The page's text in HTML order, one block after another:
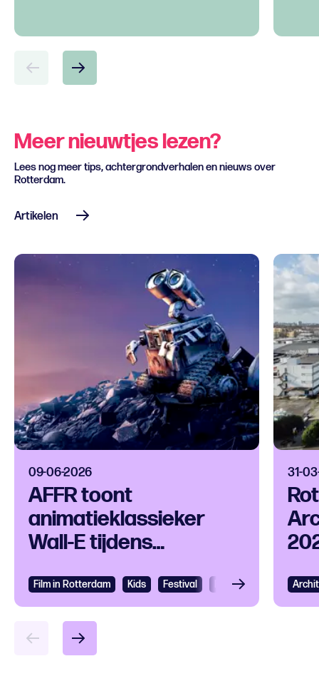
Meer nieuwtjes lezen?
Lees nog meer tips, achtergrondverhalen en nieuws over
Rotterdam.
Artikelen
09-06-2026
AFFR toont
animatieklassieker
Wall-E tijdens
Architectuur Maand
Film in Rotterdam Kids Festival Filmfestival
31-